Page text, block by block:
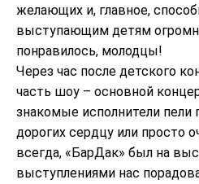
желающих и, главное,
выступающим детям
понравилось, молодцы!
Через час после детского
часть шоу – основной
знакомые исполнители пели
дорогих сердцу или просто
всегда, «БарДак» был на
выступлениями нас